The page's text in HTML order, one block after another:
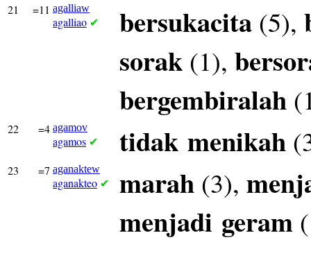
21 =11 agalliaw
agalliao ✔ bersukacita (5),
sorak (1),
bergembiralah
22 =4 agamov
agamos ✔ tidak menikah
23 =7 aganaktew
aganakteo ✔ marah (3),
menjadi geram